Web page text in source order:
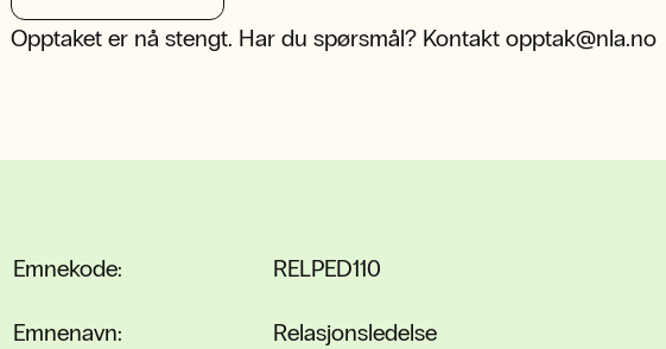
Opptaket er nå stengt. Har du spørsmål? Kontakt opptak@nla.no
Emnekode: RELPED110
Emnenavn: Relasjonsledelse